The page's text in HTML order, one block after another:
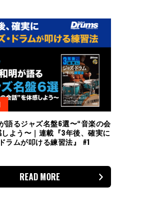
語るジャズ名盤6選〜“音楽の会
よう〜｜連載『3年後、確実に
ラムが叩ける練習法』 #1
READ MORE